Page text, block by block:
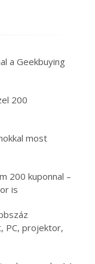
a Geekbuying
200
most
200 kuponnal –
is
PC, projektor,